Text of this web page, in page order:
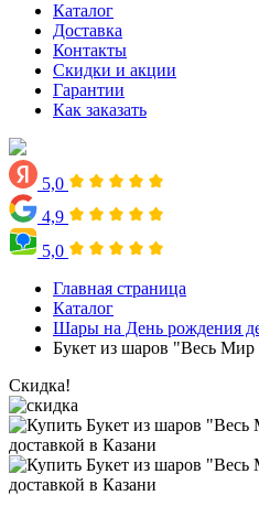
Каталог
Доставка
Контакты
Скидки и акции
Гарантии
Как заказать
5,0
4,9
5,0
Главная страница
Каталог
Шары на День рождения
Букет из шаров "Весь Мир
Скидка!